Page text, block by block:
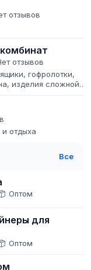
отзывов
отзывов
гофролотки,
изделия сложной
отдыха
Все
Оптом
для
Оптом